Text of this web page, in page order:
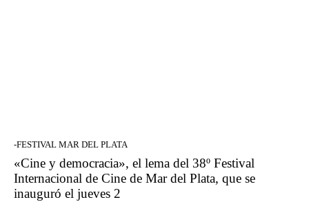
-FESTIVAL MAR DEL PLATA
«Cine y democracia», el lema del 38º Festival
Internacional de Cine de Mar del Plata, que se
inauguró el jueves 2